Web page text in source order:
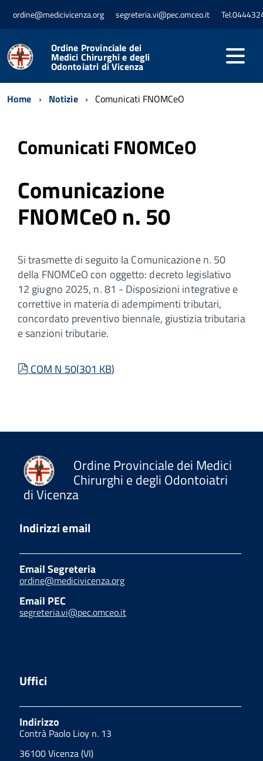
ordine@medicivicenza.org segreteria.vi@pec.omceo.it
Ordine Provinciale dei
Medici Chirurghi e degli
Odontoiatri di Vicenza
Home Notizie Comunicati FNOMCeO
Comunicati FNOMCeO
Comunicazione
FNOMCeO n. 50
Si trasmette di seguito la Comunicazione n. 50
della FNOMCeO con oggetto: decreto legislativo
12 giugno 2025, n. 81 - Disposizioni integrative e
correttive in materia di adempimenti tributari,
concordato preventivo biennale, giustizia tributaria
e sanzioni tributarie.
pdf
COM N 50(301 KB)
Ordine Provinciale dei Medici
Chirurghi e degli Odontoiatri
di Vicenza
Indirizzi email
Email Segreteria
ordine@medicivicenza.org
Email PEC
segreteria.vi@pec.omceo.it
Uffici
Indirizzo
Contrà Paolo Lioy n. 13
36100 Vicenza (VI)